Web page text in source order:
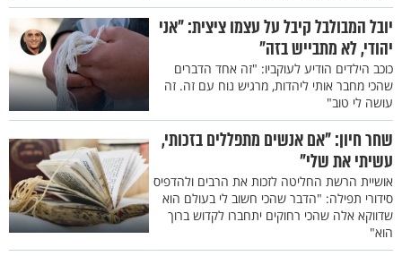
יובל המבולבל קיבל על עצמו ציצית: "אני
יהודי, לא מתבייש בזה"
כוכב הילדים הודיע לעוקביו: "זה אחד הדברים
שהכי מחבר אותי ליהדות, מרגיש נוח עם זה. זה
עושה לי טוב"
שחר חיון: "אם אנשים מתפללים בזכותי,
עשיתי את שלי"
אושיית הרשת החליטה לזכות את הרבים ולהדפיס
סידורי תפילה: "הדבר שהכי חשוב לי בעולם הוא
שדווקא אלה שהכי רחוקים יתחברו לקדוש ברוך
הוא"